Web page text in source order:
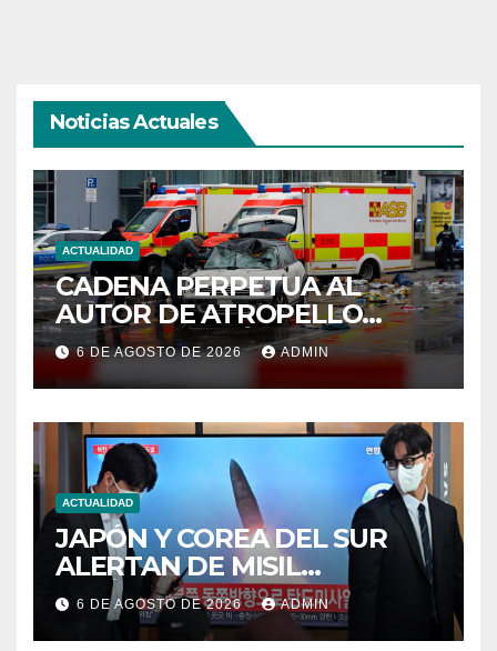
Noticias Actuales
ACTUALIDAD
CADENA PERPETUA AL
AUTOR DE ATROPELLO
MASIVO EN MÚNICH 2025
6 DE AGOSTO DE 2026 ADMIN
ACTUALIDAD
JAPÓN Y COREA DEL SUR
ALERTAN DE MISIL
BALÍSTICO NORCOREANO
6 DE AGOSTO DE 2026 ADMIN